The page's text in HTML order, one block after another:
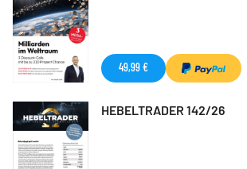
49,99 €
HEBELTRADER 142/26